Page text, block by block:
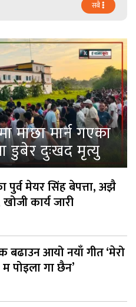
सबै
माछा मार्न गएका
डुबेर दुःखद मृत्यु
पुर्व मेयर सिंह बेपत्ता, अझै
कार्य जारी
बढाउन आयो नयाँ गीत ‘मेरो
पोइला गा छैन’